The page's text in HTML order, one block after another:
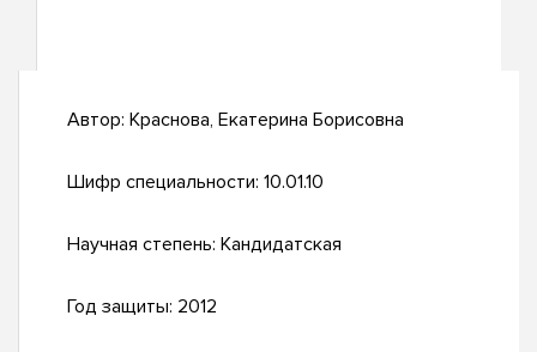
Автор: Краснова, Екатерина Борисовна
Шифр специальности: 10.01.10
Научная степень: Кандидатская
Год защиты: 2012